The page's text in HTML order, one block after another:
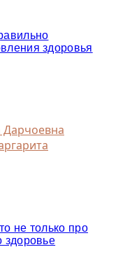
здоровья
не только про
здоровье